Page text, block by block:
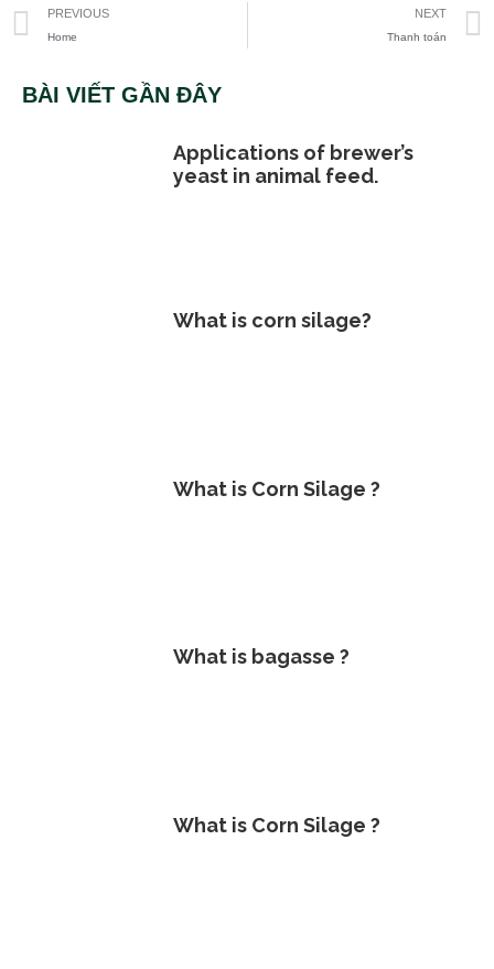
PREVIOUS
Home
NEXT
Thanh toán
BÀI VIẾT GẦN ĐÂY
Applications of brewer’s
yeast in animal feed.
What is corn silage?
What is Corn Silage ?
What is bagasse ?
What is Corn Silage ?